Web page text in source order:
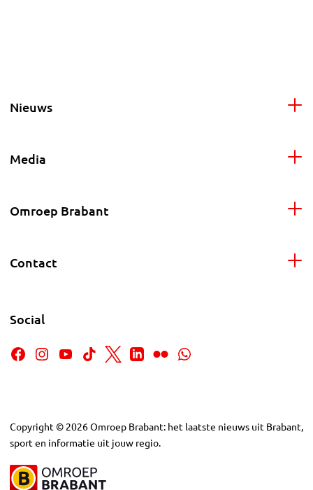
Nieuws
Media
Omroep Brabant
Contact
Social
Copyright © 2026Omroep Brabant: het laatste nieuws uit Brabant,
sport en informatie uit jouw regio.